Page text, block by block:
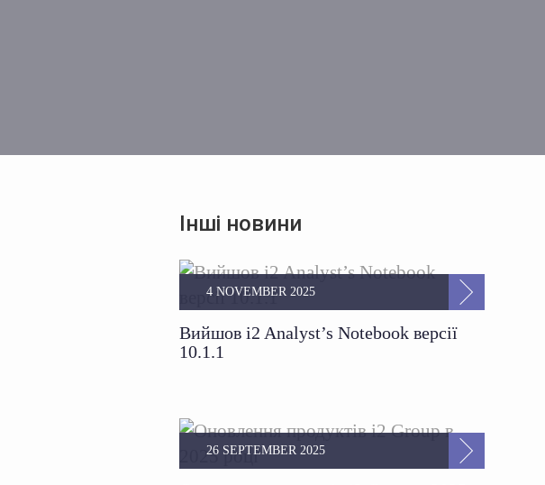
Інші новини
Вийшов i2 Analyst’s Notebook версії
10.1.1
4 NOVEMBER 2025
26 SEPTEMBER 2025